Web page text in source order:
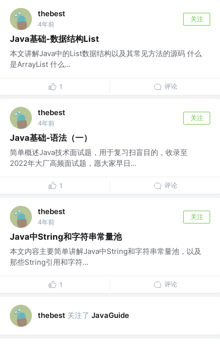
thebest
4年前
关注
Java基础-数据结构List
本文讲解Java中的List数据结构以及其常见方法的源码 什么
是ArrayList 什么...
1 评论
thebest
4年前
关注
Java基础-语法（一）
简单概述Java技术面试题，用于复习扫盲目的，收录至
2022年大厂高频面试题，愿大家早日...
1 评论
thebest
4年前
关注
Java中String和字符串常量池
本文内容主要简单讲解Java中String和字符串常量池，以及
那些String引用和字符...
1 评论
thebest 关注了 JavaGuide